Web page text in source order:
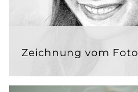
Zeichnung vom Foto